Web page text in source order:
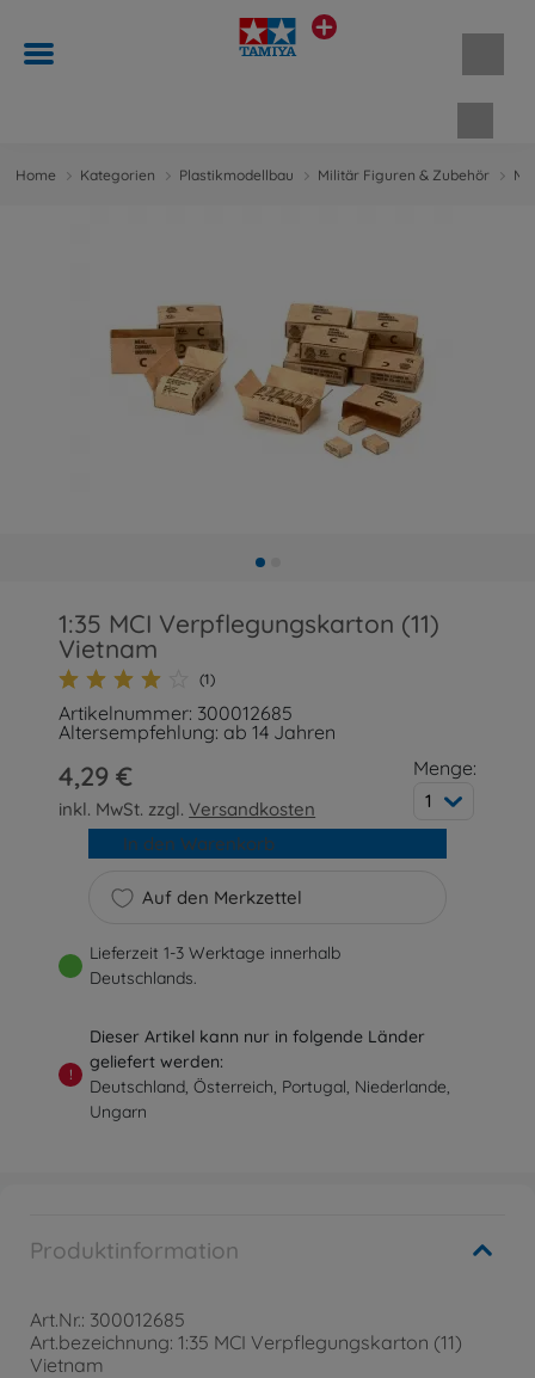
Home Kategorien Plastikmodellbau Militär Figuren & Zubehör
1:35 MCI Verpflegungskarton (11)
Vietnam
(1)
Artikelnummer: 300012685
Altersempfehlung: ab 14 Jahren
4,29 €
inkl. MwSt. zzgl.Versandkosten
Menge:
1
Auf den Merkzettel
In den Warenkorb
Lieferzeit 1-3 Werktage innerhalb
Deutschlands.
!
Dieser Artikel kann nur in folgende Länder
geliefert werden:
Deutschland, Österreich, Portugal, Niederlande,
Ungarn
Produktinformation
Art.Nr.: 300012685
Art.bezeichnung: 1:35 MCI Verpflegungskarton (11)
Vietnam